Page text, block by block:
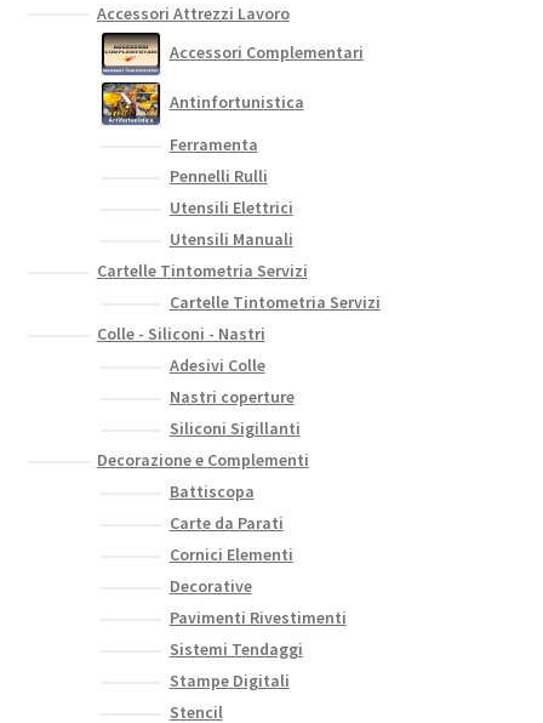
nella
Accessori Attrezzi Lavoro
Accessori Complementari
Antinfortunistica
Ferramenta
Pennelli Rulli
Utensili Elettrici
Utensili Manuali
Cartelle Tintometria Servizi
Cartelle Tintometria Servizi
Colle - Siliconi - Nastri
Adesivi Colle
Nastri coperture
Siliconi Sigillanti
Decorazione e Complementi
Battiscopa
Carte da Parati
Cornici Elementi
Decorative
Pavimenti Rivestimenti
Sistemi Tendaggi
Stampe Digitali
Stencil